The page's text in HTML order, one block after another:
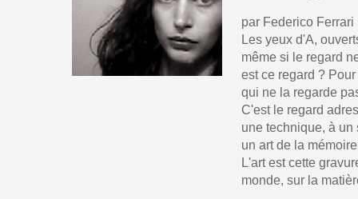
par Federico Ferrari
Les yeux d'A,
même si le regard
est ce regard ?
qui ne la regarde
C'est le regard
une technique, à un
un art de la
L'art est cette
monde, sur la